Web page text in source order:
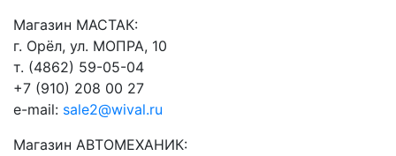
Магазин МАСТАК:
г. Орёл, ул. МОПРА, 10
т. (4862) 59-05-04
+7 (910) 208 00 27
e-mail: sale2@wival.ru
Магазин АВТОМЕХАНИК: